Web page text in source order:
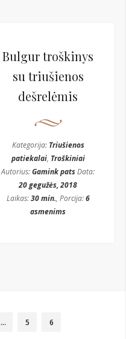
Bulgur troškinys
su triušienos
dešrelėmis
Kategorija: Triušienos
patiekalai, Troškiniai
Autorius:Gamink patsData:
20 gegužės, 2018
Laikas:30 min., Porcija:6
asmenims
… 5 6